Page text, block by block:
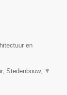
en
Stedenbouw, ▼